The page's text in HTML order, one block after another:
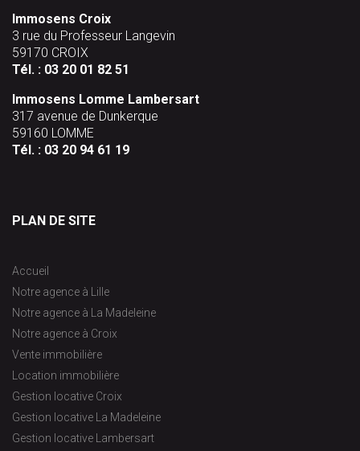
Immosens Croix
3 rue du Professeur Langevin
59170 CROIX
Tél. : 03 20 01 82 51
Immosens Lomme Lambersart
317 avenue de Dunkerque
59160 LOMME
Tél. : 03 20 94 61 19
PLAN DE SITE
Accueil
Notre agence à Lille
Notre agence à La Madeleine
Notre agence à Croix
Vente immobilière
Location immobilière
Gestion locative Croix
Gestion locative La Madeleine
Gestion locative Lambersart